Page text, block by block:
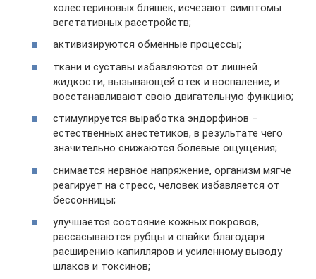
холестериновых бляшек, исчезают симптомы
вегетативных расстройств;
активизируются обменные процессы;
ткани и суставы избавляются от лишней
жидкости, вызывающей отек и воспаление, и
восстанавливают свою двигательную функцию;
стимулируется выработка эндорфинов –
естественных анестетиков, в результате чего
значительно снижаются болевые ощущения;
снимается нервное напряжение, организм мягче
реагирует на стресс, человек избавляется от
бессонницы;
улучшается состояние кожных покровов,
рассасываются рубцы и спайки благодаря
расширению капилляров и усиленному выводу
шлаков и токсинов;